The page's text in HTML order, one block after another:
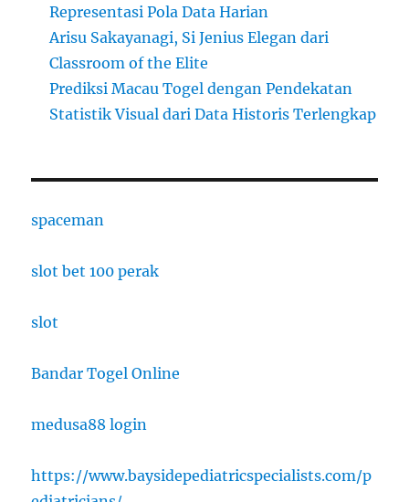
Representasi Pola Data Harian
Arisu Sakayanagi, Si Jenius Elegan dari
Classroom of the Elite
Prediksi Macau Togel dengan Pendekatan
Statistik Visual dari Data Historis Terlengkap
spaceman
slot bet 100 perak
slot
Bandar Togel Online
medusa88 login
https://www.baysidepediatricspecialists.com/p